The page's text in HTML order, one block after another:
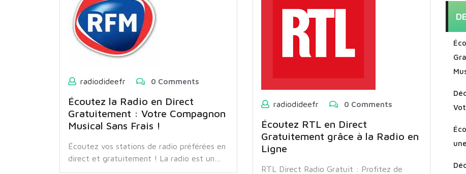
radiodideefr 0 Comments
Écoutez la Radio en Direct
Gratuitement : Votre Compagnon
Musical Sans Frais !
Écoutez vos stations de radio préférées en
direct et gratuitement ! La radio est un…
radiodideefr 0 Comments
Écoutez RTL en Direct
Gratuitement grâce à la Radio en
Ligne
RTL Direct Radio Gratuit : Profitez de